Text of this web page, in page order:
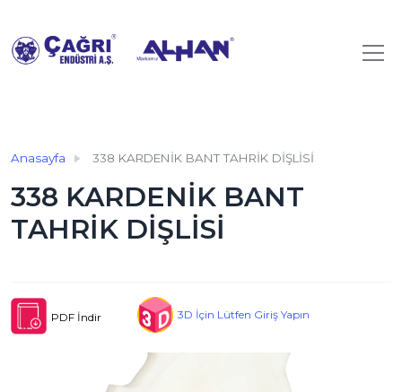
Anasayfa 338 KARDENİK BANT TAHRİK DİŞLİSİ
338 KARDENİK BANT
TAHRİK DİŞLİSİ
PDF İndir 3D İçin Lütfen Giriş Yapın